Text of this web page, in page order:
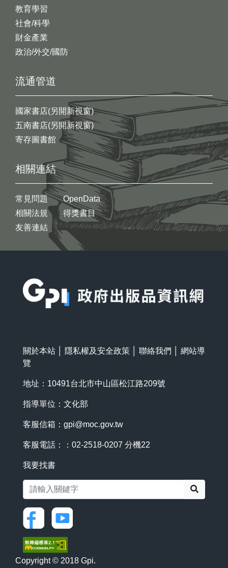
教育學習
社會/科學
財金產業
政治/外交/國防
流通管道
國家書店(另開新視窗)
五南書店(另開新視窗)
寄存圖書館
相關連結
常見問題
相關法規
友善連結
OpenData
得獎書目
關於本站 隱私權及安全政策 聯絡我們
網站導
覽
地址：10491台北市中山區松江路209號
指導單位：文化部
客服信箱： gpi@moc.gov.tw
客服電話：：02-2518-0207 分機22
我要找書
Copyright © 2018 Gpi.